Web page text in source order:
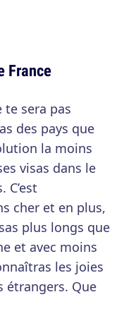
France
te sera pas
des pays que
la moins
visas dans le
cher et en plus,
plus longs que
et avec moins
les joies
étrangers. Que